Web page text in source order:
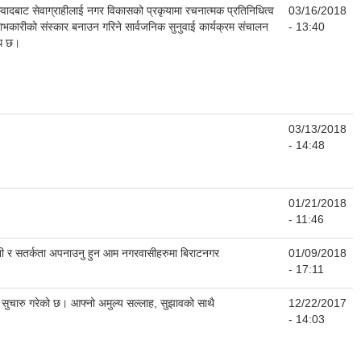
सेवाग्राहीलाई नगर विकासको प्रकृयामा रचनात्मक प्रतिनिधित्व
संस्कार बनाउन गरिने सार्वजनिक सुनुवाई कार्यक्रम संचालन
छ।
03/16/2018
- 13:40
03/13/2018
- 14:48
01/21/2018
- 11:46
सतर्कता अपनाउनु हुन आम नगरवासीहरुमा बिराटनगर
01/09/2018
- 17:11
सुचारु गरेको छ। आफ्नो अमुल्य सल्लाह, सुझावको साथै
12/22/2017
- 14:03